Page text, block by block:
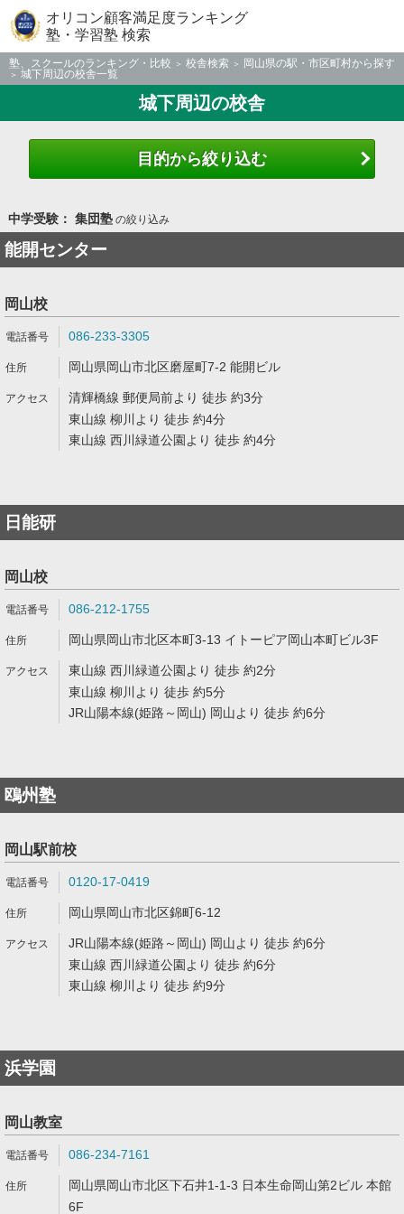
オリコン顧客満足度ランキング
塾・学習塾 検索
塾、スクールのランキング・比較 校舎検索
岡山県の駅・市区町村から探す
城下周辺の校舎一覧
城下周辺の校舎
目的から絞り込む
中学受験： 集団塾の絞り込み
能開センター
岡山校
086-233-3305
岡山県岡山市北区磨屋町7-2 能開ビル
清輝橋線 郵便局前より 徒歩 約3分
東山線 柳川より 徒歩 約4分
東山線 西川緑道公園より 徒歩 約4分
日能研
岡山校
086-212-1755
岡山県岡山市北区本町3-13 イトーピア岡山本町ビル3F
東山線 西川緑道公園より 徒歩 約2分
東山線 柳川より 徒歩 約5分
JR山陽本線(姫路～岡山) 岡山より 徒歩 約6分
鴎州塾
岡山駅前校
0120-17-0419
岡山県岡山市北区錦町6-12
JR山陽本線(姫路～岡山) 岡山より 徒歩 約6分
東山線 西川緑道公園より 徒歩 約6分
東山線 柳川より 徒歩 約9分
浜学園
岡山教室
086-234-7161
岡山県岡山市北区下石井1-1-3 日本生命岡山第2ビル 本館
6F